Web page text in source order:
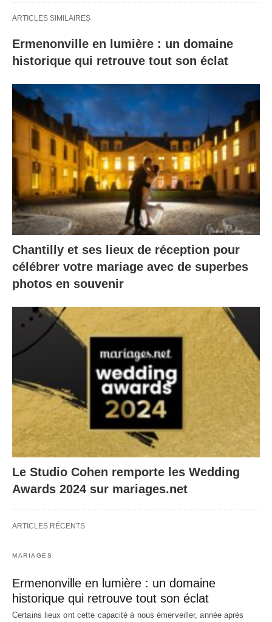
ARTICLES SIMILAIRES
Ermenonville en lumière : un domaine
historique qui retrouve tout son éclat
Chantilly et ses lieux de réception pour
célébrer votre mariage avec de superbes
photos en souvenir
Le Studio Cohen remporte les Wedding
Awards 2024 sur mariages.net
ARTICLES RÉCENTS
MARIAGES
Ermenonville en lumière : un domaine
historique qui retrouve tout son éclat
Certains lieux ont cette capacité à nous émerveiller, année après